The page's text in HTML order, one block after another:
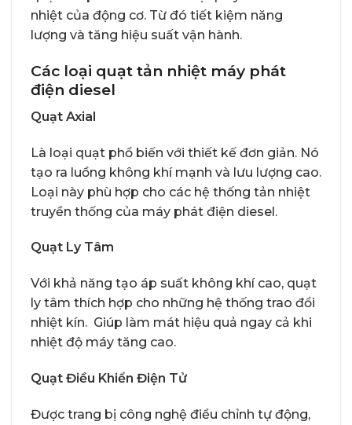
nhiệt của động cơ. Từ đó tiết kiệm năng
lượng và tăng hiệu suất vận hành.
Các loại quạt tản nhiệt máy phát
điện diesel
Quạt Axial
Là loại quạt phổ biến với thiết kế đơn giản. Nó
tạo ra luồng không khí mạnh và lưu lượng cao.
Loại này phù hợp cho các hệ thống tản nhiệt
truyền thống của máy phát điện diesel.
Quạt Ly Tâm
Với khả năng tạo áp suất không khí cao, quạt
ly tâm thích hợp cho những hệ thống trao đổi
nhiệt kín. Giúp làm mát hiệu quả ngay cả khi
nhiệt độ máy tăng cao.
Quạt Điều Khiển Điện Tử
Được trang bị công nghệ điều chỉnh tự động,